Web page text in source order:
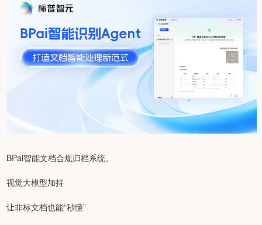
BPai智能文档合规归档系统。
视觉大模型加持
让非标文档也能“秒懂”